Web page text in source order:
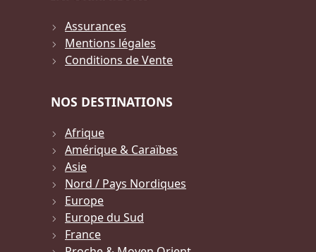
Assurances
Mentions légales
Conditions de Vente
NOS DESTINATIONS
Afrique
Amérique & Caraïbes
Asie
Nord / Pays Nordiques
Europe
Europe du Sud
France